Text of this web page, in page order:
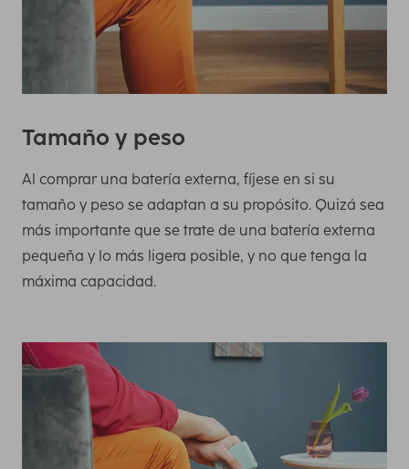
Tamaño y peso
Al comprar una batería externa, fíjese en si su
tamaño y peso se adaptan a su propósito. Quizá sea
más importante que se trate de una batería externa
pequeña y lo más ligera posible, y no que tenga la
máxima capacidad.